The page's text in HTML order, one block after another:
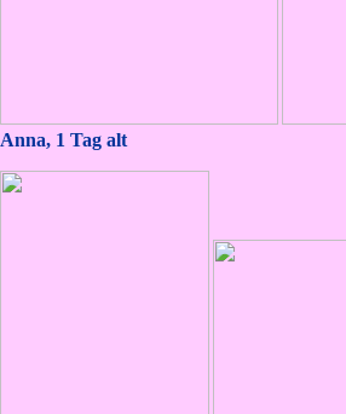
Anna, 1 Tag alt